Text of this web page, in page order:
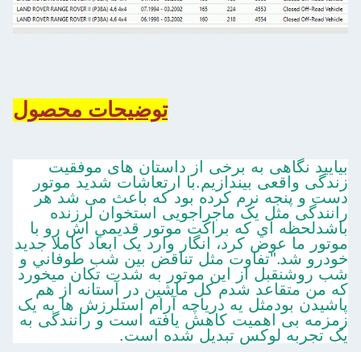
توضیحات محصول
بیایید نگاهی به برخی از داستان های موفقیت
زندگی واقعی بیندازیم.با ارتعاشات شدید موتور
دست و پنجه نرم کرده بود که باعث می شد هر
رانندگی مثل یک ماجراجویی استخوان لرزنده
باشدلحظه اي که براکت موتور قديمي اش رو با
موتور ما عوض کرد، انگار وارد يک ابعاد کاملا جديد
خودرو شد."تفاوت مثل تناقض بين شب طوفاني و
شب روشنقبل از اين موتور به شدت تکان ميخورد
که من متقاعد شدم کل ماشين در آستانه از هم
پاشيدن بودمثل يه درياچه آرام استلرزش ها به یک
زمزمه بی اهمیت کاهش یافته است و رانندگی به
یک تجربه لوکس تبدیل شده است.